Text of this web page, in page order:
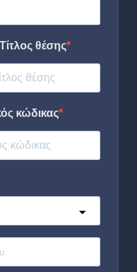
θέσης
κώδικας